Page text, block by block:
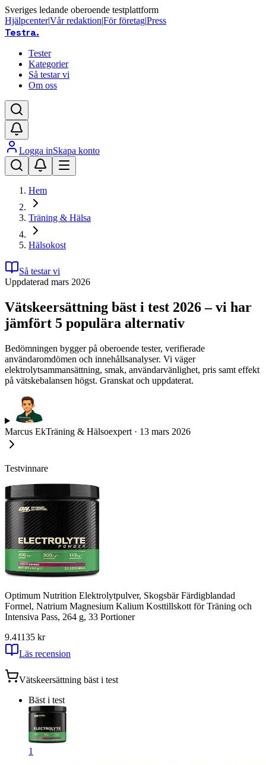
Sveriges ledande oberoende testplattform
Hjälpcenter|Vår redaktion|För företag|Press
Testra.
Tester
Kategorier
Så testar vi
Om oss
Logga inSkapa konto
Hem
Träning & Hälsa
Hälsokost
Så testar vi
Uppdaterad mars 2026
Vätskeersättning bäst i test 2026 – vi har
jämfört 5 populära alternativ
Bedömningen bygger på oberoende tester, verifierade
användaromdömen och innehållsanalyser. Vi väger
elektrolytsammansättning, smak, användarvänlighet, pris samt effekt
på vätskebalansen högst. Granskat och uppdaterat.
Marcus EkTräning & Hälsoexpert · 13 mars 2026
Testvinnare
Optimum Nutrition Elektrolytpulver, Skogsbär Färdigblandad
Formel, Natrium Magnesium Kalium Kosttillskott för Träning och
Intensiva Pass, 264 g, 33 Portioner
9.41135 kr
Läs recension
Vätskeersättning bäst i test
Bäst i test
1